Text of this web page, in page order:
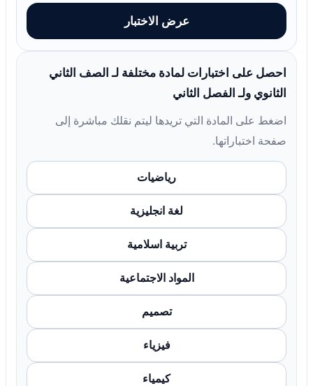
عرض الاختبار
احصل على اختبارات لمادة مختلفة لـ الصف الثاني
الثانوي ولـ الفصل الثاني
اضغط على المادة التي تريدها ليتم نقلك مباشرة إلى
صفحة اختباراتها.
رياضيات
لغة انجليزية
تربية اسلامية
المواد الاجتماعية
تصميم
فيزياء
كيمياء